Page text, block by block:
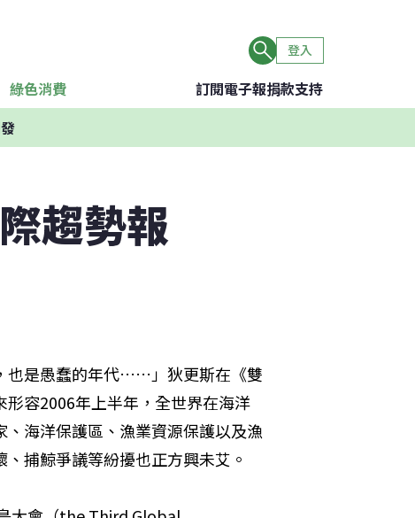
登入
綠色消費 訂閱電子報捐款支持
趨勢報
也是愚蠢的年代……」狄更斯在《雙
容2006年上半年，全世界在海洋
海洋保護區、漁業資源保護以及漁
捕鯨爭議等紛擾也正方興未艾。